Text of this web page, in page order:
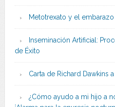
Metotrexato y el
Inseminación Artificial:
de Éxito
Carta de Richard Dawkins
¿Cómo ayudo a mi hijo a